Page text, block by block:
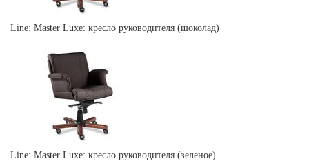
Line: Master Luxe: кресло руководителя (шоколад)
Line: Master Luxe: кресло руководителя (зеленое)